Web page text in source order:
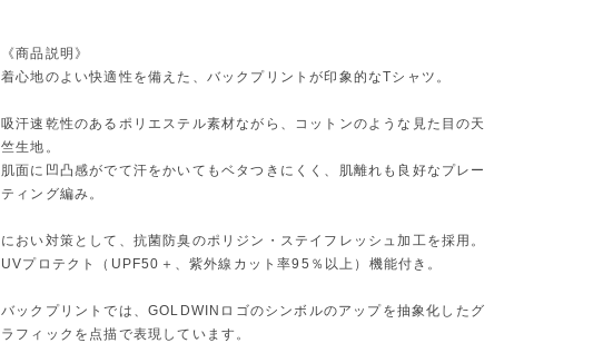
《商品説明》
着心地のよい快適性を備えた、バックプリントが印象的なTシャツ。
吸汗速乾性のあるポリエステル素材ながら、コットンのような見た目の天
竺生地。
肌面に凹凸感がでて汗をかいてもベタつきにくく、肌離れも良好なプレー
ティング編み。
におい対策として、抗菌防臭のポリジン・ステイフレッシュ加工を採用。
UVプロテクト（UPF50＋、紫外線カット率95％以上）機能付き。
バックプリントでは、GOLDWINロゴのシンボルのアップを抽象化したグ
ラフィックを点描で表現しています。